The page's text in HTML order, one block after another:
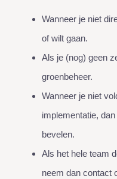
Wanneer je niet
of wilt gaan.
Als je (nog) geen
groenbeheer.
Wanneer je niet
implementatie,
bevelen.
Als het hele team
neem dan contact